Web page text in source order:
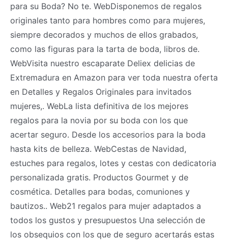
para su Boda? No te. WebDisponemos de regalos
originales tanto para hombres como para mujeres,
siempre decorados y muchos de ellos grabados,
como las figuras para la tarta de boda, libros de.
WebVisita nuestro escaparate Deliex delicias de
Extremadura en Amazon para ver toda nuestra oferta
en Detalles y Regalos Originales para invitados
mujeres,. WebLa lista definitiva de los mejores
regalos para la novia por su boda con los que
acertar seguro. Desde los accesorios para la boda
hasta kits de belleza. WebCestas de Navidad,
estuches para regalos, lotes y cestas con dedicatoria
personalizada gratis. Productos Gourmet y de
cosmética. Detalles para bodas, comuniones y
bautizos.. Web21 regalos para mujer adaptados a
todos los gustos y presupuestos Una selección de
los obsequios con los que de seguro acertarás estas